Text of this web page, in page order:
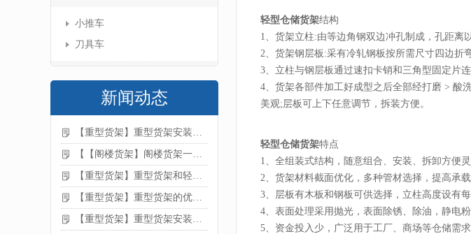
小推车
刀具车
新闻动态
【重型货架】重型货架安装注意事项
【【阁楼货架】阁楼货架一般有哪些用途
【重型货架】重型货架和轻型货架的区别是什么
【重型货架】重型货架的优缺点
【重型货架】重型货架安装需要注意什么？
轻型仓储货架结构
1、货架立柱:由等边角钢双边冲孔制成，孔距离
2、货架钢层板:采有冷轧钢板按所需尺寸四边折
3、立柱与钢层板通过速扣卡销和三角型固定片
4、货架各部件加工好成型之后全部经打磨 > 酸
美观;层板可上下任意调节，拆装方便。
轻型仓储货架特点
1、全组装式结构，随意组合、安装、拆卸方便灵
2、货架材料截面优化，多种管材选择，提高承载
3、层板有木板和钢板可供选择，立柱高度设有
4、表面处理采用抛光，表面除锈、除油，静电
5、资金投入少，广泛用于工厂、商场等仓储需求